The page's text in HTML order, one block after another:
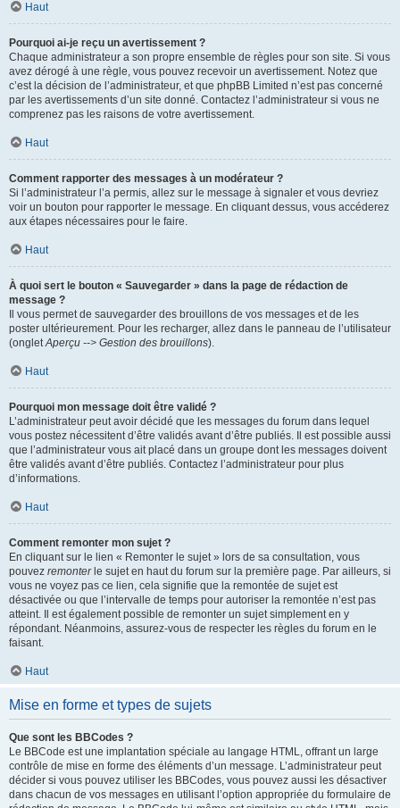
Haut
Pourquoi ai-je reçu un avertissement ?
Chaque administrateur a son propre ensemble de règles pour son site. Si vous
avez dérogé à une règle, vous pouvez recevoir un avertissement. Notez que
c’est la décision de l’administrateur, et que phpBB Limited n’est pas concerné
par les avertissements d’un site donné. Contactez l’administrateur si vous ne
comprenez pas les raisons de votre avertissement.
Haut
Comment rapporter des messages à un modérateur ?
Si l’administrateur l’a permis, allez sur le message à signaler et vous devriez
voir un bouton pour rapporter le message. En cliquant dessus, vous accéderez
aux étapes nécessaires pour le faire.
Haut
À quoi sert le bouton « Sauvegarder » dans la page de rédaction de
message ?
Il vous permet de sauvegarder des brouillons de vos messages et de les
poster ultérieurement. Pour les recharger, allez dans le panneau de l’utilisateur
(ongletAperçu --> Gestion des brouillons).
Haut
Pourquoi mon message doit être validé ?
L’administrateur peut avoir décidé que les messages du forum dans lequel
vous postez nécessitent d’être validés avant d’être publiés. Il est possible aussi
que l’administrateur vous ait placé dans un groupe dont les messages doivent
être validés avant d’être publiés. Contactez l’administrateur pour plus
d’informations.
Haut
Comment remonter mon sujet ?
En cliquant sur le lien « Remonter le sujet » lors de sa consultation, vous
pouvez remonterle sujet en haut du forum sur la première page. Par ailleurs, si
vous ne voyez pas ce lien, cela signifie que la remontée de sujet est
désactivée ou que l’intervalle de temps pour autoriser la remontée n’est pas
atteint. Il est également possible de remonter un sujet simplement en y
répondant. Néanmoins, assurez-vous de respecter les règles du forum en le
faisant.
Haut
Mise en forme et types de sujets
Que sont les BBCodes ?
Le BBCode est une implantation spéciale au langage HTML, offrant un large
contrôle de mise en forme des éléments d’un message. L’administrateur peut
décider si vous pouvez utiliser les BBCodes, vous pouvez aussi les désactiver
dans chacun de vos messages en utilisant l’option appropriée du formulaire de